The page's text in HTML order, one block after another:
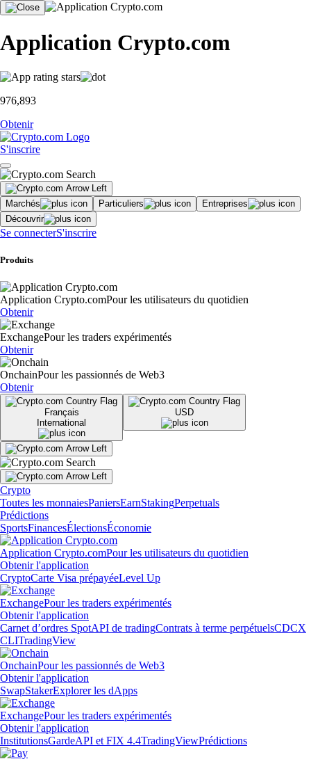
Application Crypto.com
976,893
Obtenir
S'inscrire
Marchés Particuliers
Entreprises
Découvrir
Se connecterS'inscrire
Produits
Application Crypto.comPour les utilisateurs du quotidien
Obtenir
ExchangePour les traders expérimentés
Obtenir
OnchainPour les passionnés de Web3
Obtenir
Français
International
USD
Crypto
Toutes les monnaiesPaniersEarnStakingPerpetuals
Prédictions
SportsFinancesÉlectionsÉconomie
Application Crypto.comPour les utilisateurs du quotidien
Obtenir l'application
CryptoCarte Visa prépayéeLevel Up
ExchangePour les traders expérimentés
Obtenir l'application
Carnet d’ordres SpotAPI de tradingContrats à terme perpétuelsCDCX
CLITradingView
OnchainPour les passionnés de Web3
Obtenir l'application
SwapStakerExplorer les dApps
ExchangePour les traders expérimentés
Obtenir l'application
InstitutionsGardeAPI et FIX 4.4TradingViewPrédictions